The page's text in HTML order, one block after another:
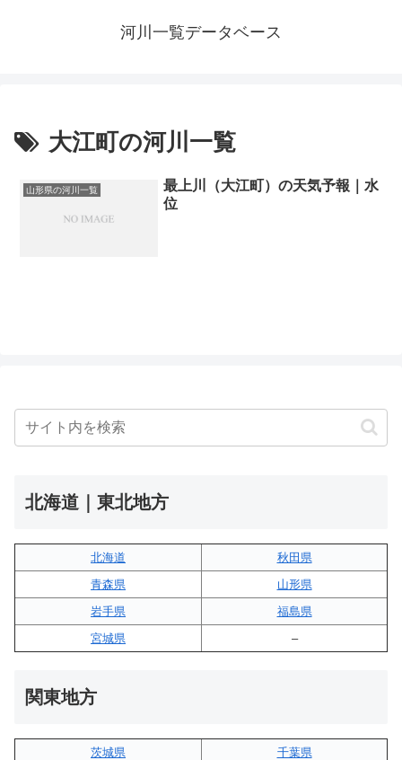
河川一覧データベース
大江町の河川一覧
山形県の河川一覧
最上川（大江町）の天気予報｜水
位
北海道｜東北地方
北海道
秋田県
青森県
山形県
岩手県
福島県
宮城県
–
関東地方
茨城県
千葉県